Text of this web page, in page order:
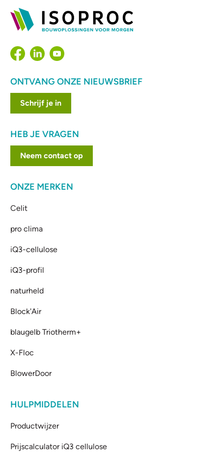
ONTVANG ONZE NIEUWSBRIEF
Schrijf je in
HEB JE VRAGEN
Neem contact op
ONZE MERKEN
Celit
pro clima
iQ3-cellulose
iQ3-profil
naturheld
Block'Air
blaugelb Triotherm+
X-Floc
BlowerDoor
HULPMIDDELEN
Productwijzer
Prijscalculator iQ3 cellulose